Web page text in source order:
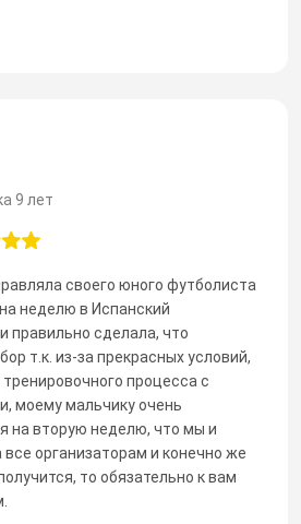
9 лет
своего юного футболиста
неделю в Испанский
правильно сделала, что
т.к. из-за прекрасных условий,
процесса с
моему мальчику очень
на вторую неделю, что мы и
организаторам и конечно же
то обязательно к вам